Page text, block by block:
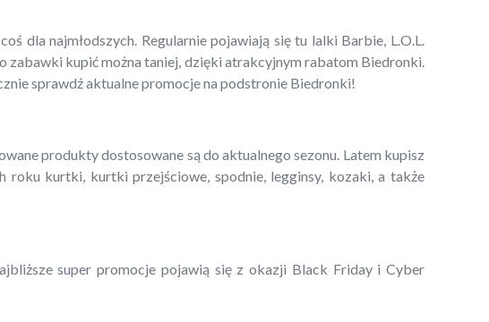
dla najmłodszych. Regularnie pojawiają się tu lalki Barbie, L.O.L.
zabawki kupić można taniej, dzięki atrakcyjnym rabatom Biedronki.
sprawdź aktualne promocje na podstronie Biedronki!
produkty dostosowane są do aktualnego sezonu. Latem kupisz
roku kurtki, kurtki przejściowe, spodnie, legginsy, kozaki, a także
super promocje pojawią się z okazji Black Friday i Cyber